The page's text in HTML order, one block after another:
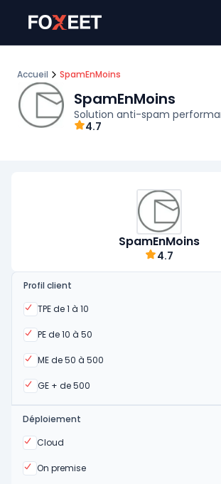
Accueil SpamEnMoins
SpamEnMoins
Solution anti-spam
4.7
SpamEnMoins
4.7
Profil client
TPE de 1 à 10
Oui
PE de 10 à 50
Oui
ME de 50 à 500
Oui
GE + de 500
Oui
Déploiement
Cloud
Oui
On premise
Oui